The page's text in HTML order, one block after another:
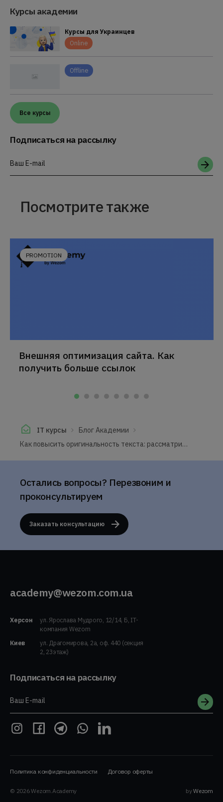
Курсы академии
Курсы для Украинцев
Online
Offline
Все курсы
Подписаться на рассылку
Ваш E-mail
Посмотрите также
PROMOTION
Внешняя оптимизация сайта. Как
получить больше ссылок
IT курсы
Блог Академии
Как повысить оригинальность текста: рассматриваем разные способы
Остались вопросы? Перезвоним и
проконсультируем
Заказать консультацию
academy@wezom.com.ua
Херсон
ул. Ярослава Мудрого, 12/14, Б, IT-
компания Wezom
Киев
ул. Драгомирова, 2а, оф. 440 (секция
2, 23этаж)
Подписаться на рассылку
Ваш E-mail
Политика конфиденциальности Договор оферты
© 2026 Wezom.Academy byWezom